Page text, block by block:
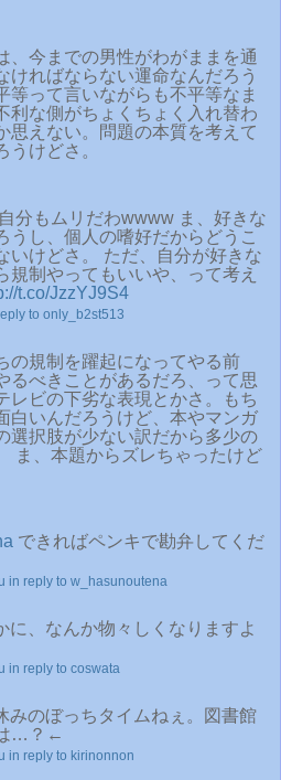
、今までの男性がわがままを通
ければならない運命なんだろう
等って言いながらも不平等なま
利な側がちょくちょく入れ替わ
思えない。問題の本質を考えて
うけどさ。
自分もムリだわwwww ま、好きな
うし、個人の嗜好だからどうこ
いけどさ。 ただ、自分が好きな
規制やってもいいや、って考え
t.co/JzzYJ9S4
to only_b2st513
の規制を躍起になってやる前
るべきことがあるだろ、って思
レビの下劣な表現とかさ。もち
白いんだろうけど、本やマンガ
選択肢が少ない訳だから多少の
ま、本題からズレちゃったけど
できればペンキで勘弁してくだ
in reply to w_hasunoutena
に、なんか物々しくなりますよ
in reply to coswata
みのぼっちタイムねぇ。図書館
…？←
in reply to kirinonnon